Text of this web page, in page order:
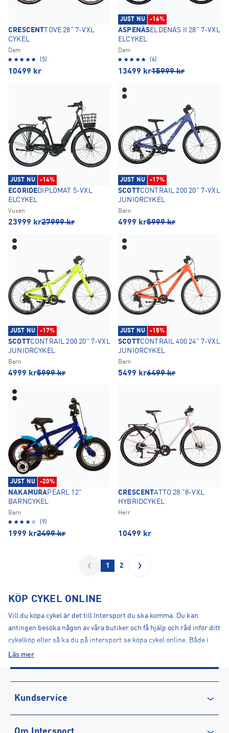
CRESCENT TOVE 28" 7-VXL
CYKEL
Dam
(5)
10499 kr
JUST NU -16%
ASPENÄSELDENÄS II 28" 7-VXL
ELCYKEL
Dam
(6)
13499 kr15999 kr
JUST NU -14%
ECORIDEDIPLOMAT 5-VXL
ELCYKEL
Vuxen
23999 kr27999 kr
JUST NU -17%
SCOTTCONTRAIL 200 20" 7-VXL
JUNIORCYKEL
Barn
4999 kr5999 kr
JUST NU -17%
SCOTTCONTRAIL 200 20" 7-VXL
JUNIORCYKEL
Barn
4999 kr5999 kr
JUST NU -15%
SCOTTCONTRAIL 400 24" 7-VXL
JUNIORCYKEL
Barn
5499 kr6499 kr
JUST NU -20%
NAKAMURAPEARL 12"
BARNCYKEL
Barn
(9)
1999 kr2499 kr
CRESCENTATTO 28 "8-VXL
HYBRIDCYKEL
Herr
10499 kr
1 2
KÖP CYKEL ONLINE
Vill du köpa cykel är det till Intersport du ska komma. Du kan
antingen besöka någon av våra butiker och få hjälp och råd inför ditt
cykelköp eller så ka du på intersport.se köpa cykel online. Både i
våra butiker och online har vi ett brett utbud av cyklar, såväl
cyklar och cyklar från Merida med flera.
Läs mer
Kundservice